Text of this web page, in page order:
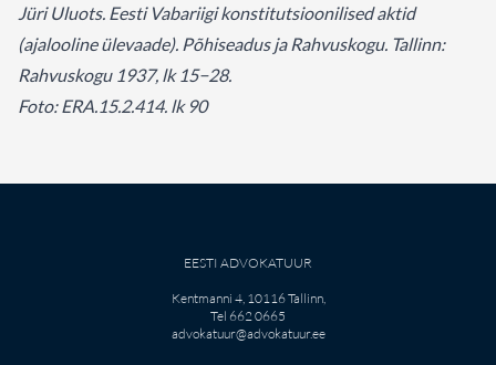
Jüri Uluots. Eesti Vabariigi konstitutsioonilised aktid
(ajalooline ülevaade). Põhiseadus ja Rahvuskogu. Tallinn:
Rahvuskogu 1937, lk 15−28.
Foto: ERA.15.2.414. lk 90
EESTI ADVOKATUUR
Kentmanni 4, 10116 Tallinn,
Tel 662 0665
advokatuur@advokatuur.ee